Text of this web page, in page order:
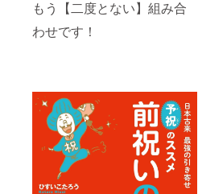
もう【二度とない】組み合
わせです！